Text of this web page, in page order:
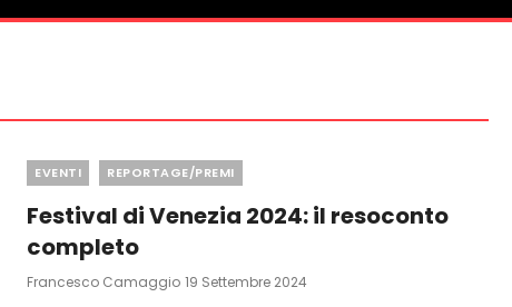
Categories
EVENTI REPORTAGE/PREMI
Festival di Venezia 2024: il resoconto
completo
Francesco Camaggio Posted
19 Settembre 2024